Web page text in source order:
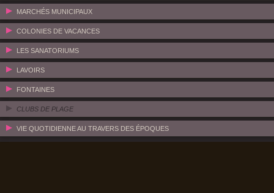
MARCHÉS MUNICIPAUX
COLONIES DE VACANCES
LES SANATORIUMS
LAVOIRS
FONTAINES
CLUBS DE PLAGE
VIE QUOTIDIENNE AU TRAVERS DES ÉPOQUES